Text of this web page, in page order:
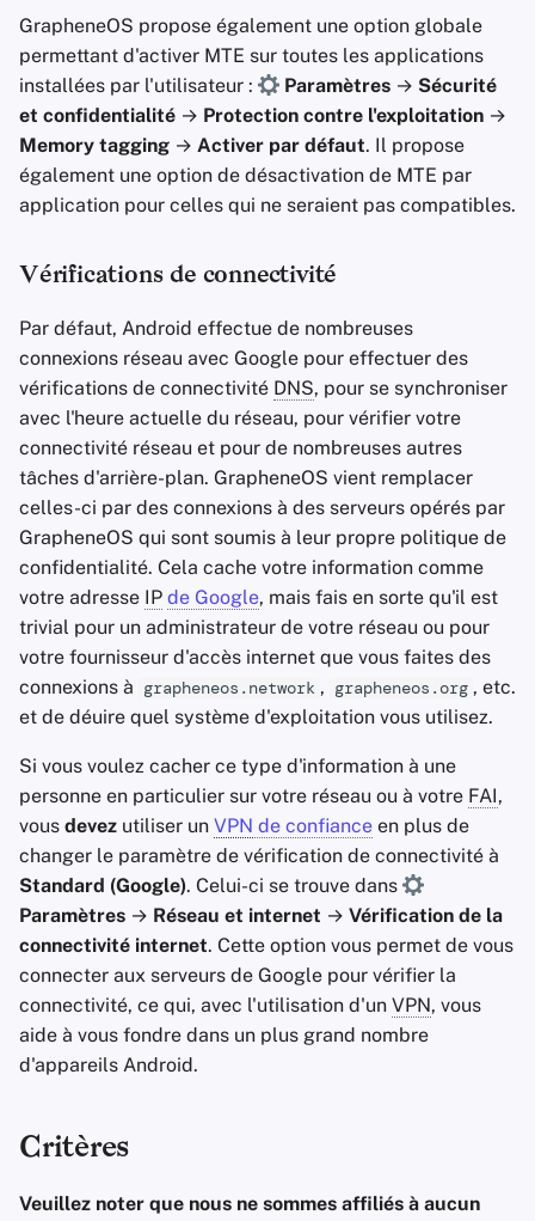
GrapheneOS propose également une option globale
permettant d'activer MTE sur toutes les applications
installées par l'utilisateur :
Paramètres → Sécurité
et confidentialité → Protection contre l'exploitation →
Memory tagging → Activer par défaut. Il propose
également une option de désactivation de MTE par
application pour celles qui ne seraient pas compatibles.
Vérifications de connectivité
Par défaut, Android effectue de nombreuses
connexions réseau avec Google pour effectuer des
vérifications de connectivité DNS, pour se synchroniser
avec l'heure actuelle du réseau, pour vérifier votre
connectivité réseau et pour de nombreuses autres
tâches d'arrière-plan. GrapheneOS vient remplacer
celles-ci par des connexions à des serveurs opérés par
GrapheneOS qui sont soumis à leur propre politique de
confidentialité. Cela cache votre information comme
votre adresse IP de Google, mais fais en sorte qu'il est
trivial pour un administrateur de votre réseau ou pour
votre fournisseur d'accès internet que vous faites des
connexions à grapheneos.network , grapheneos.org , etc.
et de déuire quel système d'exploitation vous utilisez.
Si vous voulez cacher ce type d'information à une
personne en particulier sur votre réseau ou à votre FAI,
vous devez utiliser un VPN de confiance en plus de
changer le paramètre de vérification de connectivité à
Standard (Google). Celui-ci se trouve dans
Paramètres → Réseau et internet → Vérification de la
connectivité internet. Cette option vous permet de vous
connecter aux serveurs de Google pour vérifier la
connectivité, ce qui, avec l'utilisation d'un VPN, vous
aide à vous fondre dans un plus grand nombre
d'appareils Android.
Critères
Veuillez noter que nous ne sommes affiliés à aucun